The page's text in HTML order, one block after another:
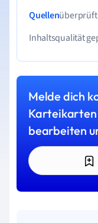
Quellen
Inhaltsqualität
Melde dich
Karteikarten
bearbeiten